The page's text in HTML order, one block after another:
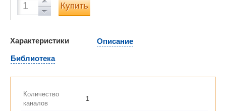
Купить
Характеристики
Описание
Библиотека
Количество
каналов
1